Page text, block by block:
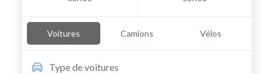
Voitures Camions Vélos
Type devoitures